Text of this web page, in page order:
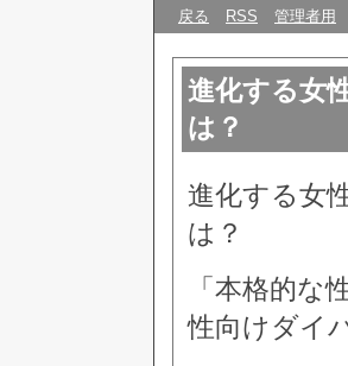
戻る RSS 管理者用
進化する女
は？
進化する女
は？
「本格的
性向けダイ